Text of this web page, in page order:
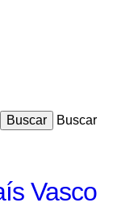
Buscar
Vasco